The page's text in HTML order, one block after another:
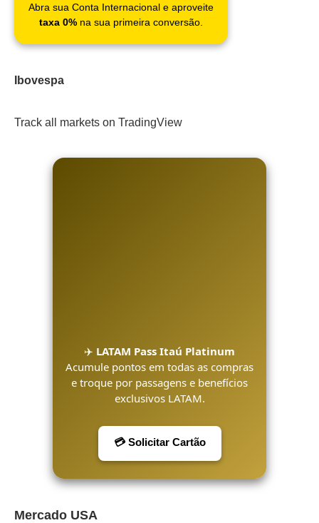
Abra sua Conta Internacional e aproveite
taxa 0% na sua primeira conversão.
Ibovespa
Track all markets on TradingView
✈️ LATAM Pass Itaú Platinum
Acumule pontos em todas as compras
e troque por passagens e benefícios
exclusivos LATAM.
💳 Solicitar Cartão
Mercado USA